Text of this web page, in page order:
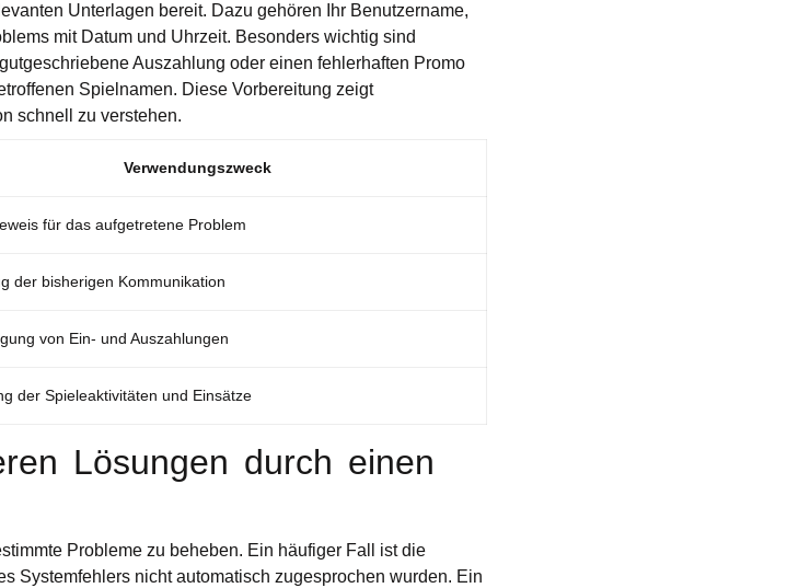
Unterlagen bereit. Dazu gehören Ihr Benutzername,
mit Datum und Uhrzeit. Besonders wichtig sind
Auszahlung oder einen fehlerhaften Promo
Spielnamen. Diese Vorbereitung zeigt
schnell zu verstehen.
Verwendungszweck
für das aufgetretene Problem
der bisherigen Kommunikation
von Ein- und Auszahlungen
der Spieleaktivitäten und Einsätze
Lösungen durch einen
Probleme zu beheben. Ein häufiger Fall ist die
Systemfehlers nicht automatisch zugesprochen wurden. Ein